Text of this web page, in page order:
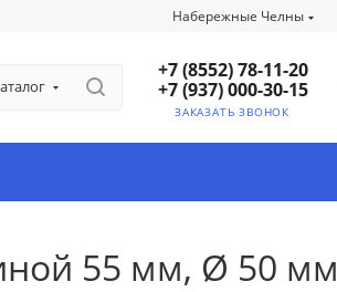
Набережные Челны
+7 (8552) 78-11-20
+7 (937) 000-30-15
ЗАКАЗАТЬ ЗВОНОК
55 мм, Ø 50 мм